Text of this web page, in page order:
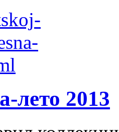
лето 2013